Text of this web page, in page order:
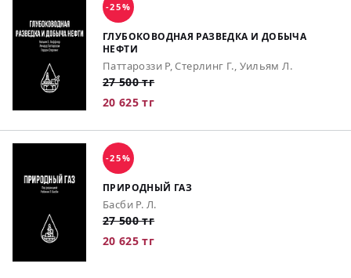
-25%
ГЛУБОКОВОДНАЯ РАЗВЕДКА И ДОБЫЧА
НЕФТИ
Паттароззи Р, Стерлинг Г., Уильям Л.
27 500 тг
20 625 тг
-25%
ПРИРОДНЫЙ ГАЗ
Басби Р. Л.
27 500 тг
20 625 тг